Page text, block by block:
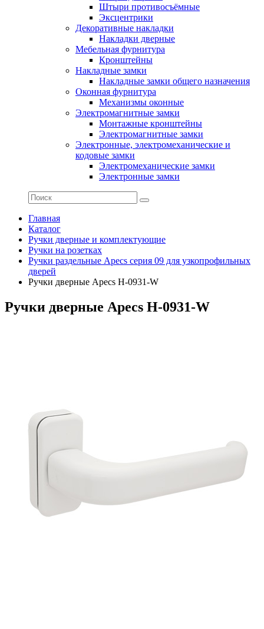
Штыри противосъёмные
Эксцентрики
Декоративные накладки
Накладки дверные
Мебельная фурнитура
Кронштейны
Накладные замки
Накладные замки общего назначения
Оконная фурнитура
Механизмы оконные
Электромагнитные замки
Монтажные кронштейны
Электромагнитные замки
Электронные, электромеханические и
кодовые замки
Электромеханические замки
Электронные замки
Главная
Каталог
Ручки дверные и комплектующие
Ручки на розетках
Ручки раздельные Apecs серия 09 для узкопрофильных
дверей
Ручки дверные Apecs H-0931-W
Ручки дверные Apecs H-0931-W